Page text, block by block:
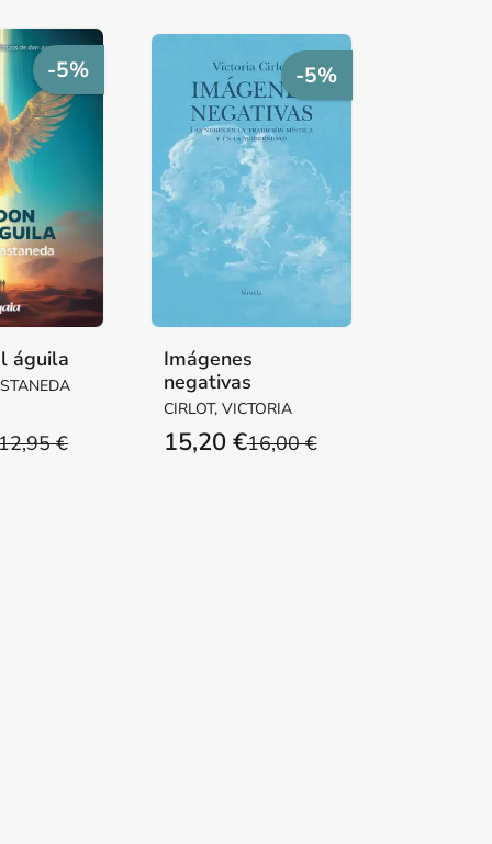
-5%
águila
€
-5%
Imágenes
negativas
CIRLOT, VICTORIA
16,00 €
15,20 €